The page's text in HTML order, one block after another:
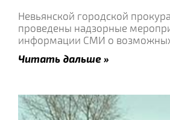
Невьянской городской
проведены надзорные
информации СМИ о
Читать дальше »